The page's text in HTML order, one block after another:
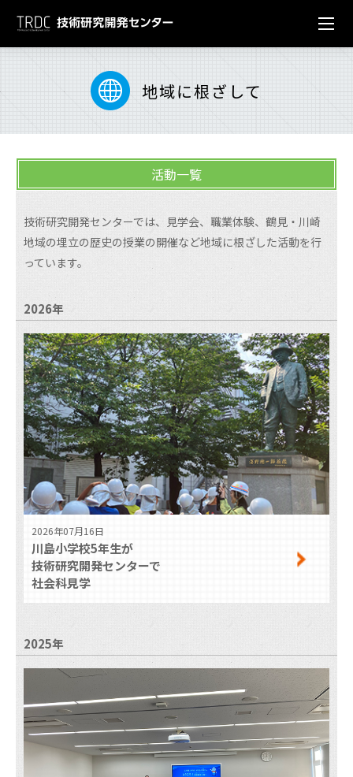
Center overview
沿革
研究開発グループ
地盤・防災技術グループ
ブルー・グリーンインフラ技術グループ
水圏技術グループ
建築技術グループ
施設・設備
省エネ設備
エントランス
その他の施設
構外実験施設
Technical data
技術・工法・船舶動画集
東亜発祥の地
地域に根ざして
活動一覧
技術研究開発センターでは、見学会、職業体験、鶴見・川崎
地域の埋立の歴史の授業の開催など地域に根ざした活動を行
っています。
2026年
2026年07月16日
川島小学校5年生が
技術研究開発センターで
社会科見学
2025年